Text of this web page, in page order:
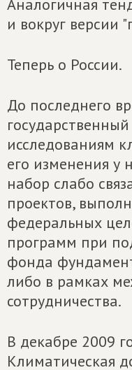
Аналогичная
и вокруг версии
Теперь о России.
До последнего
исследованиям
его изменения у
набор слабо
проектов,
федеральных
программ при
фонда
либо в рамках
сотрудничества.
В декабре 2009
Климатическая